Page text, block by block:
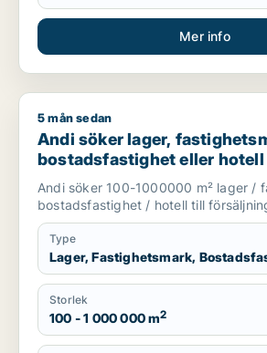
Mer info
Andi söker lager, fastighetsmark,
5 mån sedan
Andi söker lager,
bostadsfastighet eller
Stockholms län
Andi söker 100-1000000 m² lager /
bostadsfastighet / hotell till
Type
Lager, Fastighetsmark,
Storlek
100 - 1 000 000 m2